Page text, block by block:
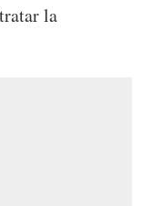
la